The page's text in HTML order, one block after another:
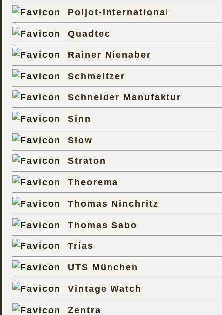
Poljot-International
Quadtec
Rainer Nienaber
Schmeltzer
Schneider Manufaktur
Sinn
Slow
Straton
Theorema
Thomas Ninchritz
Thomas Sabo
Trias
UTS München
Vintage Watch
Zentra